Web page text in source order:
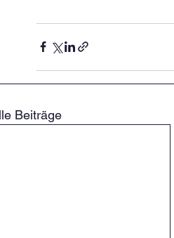
Beiträge